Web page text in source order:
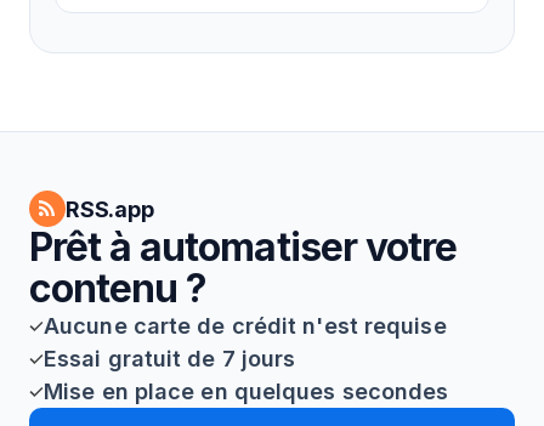
RSS.app
Prêt à automatiser votre
contenu ?
Aucune carte de crédit n'est requise
Essai gratuit de 7 jours
Mise en place en quelques secondes